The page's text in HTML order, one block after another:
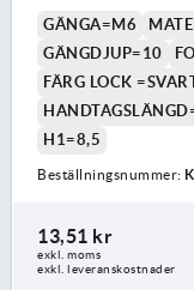
GÄNGA=M6
GÄNGDJUP=10
FÄRG LOCK
H1=8,5
Beställningsnummer:
13,51 kr
exkl. moms
exkl. leveranskostnader